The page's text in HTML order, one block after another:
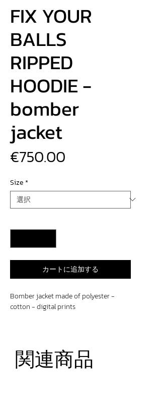
FIX YOUR
BALLS
RIPPED
HOODIE -
bomber
jacket
€750.00
Size*
カートに追加する
Bomber jacket made of polyester -
cotton - digital prints
関連商品